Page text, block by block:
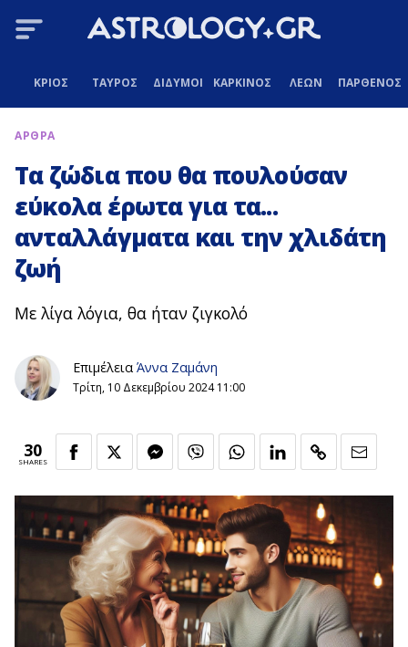
ΚΡΙΟΣ ΤΑΥΡΟΣ ΔΙΔΥΜΟΙ ΚΑΡΚΙΝΟΣ ΛΕΩΝ ΠΑΡΘΕΝΟΣ
ΑΡΘΡΑ
Τα ζώδια που θα πουλούσαν
εύκολα έρωτα για τα...
ανταλλάγματα και την χλιδάτη
ζωή
Με λίγα λόγια, θα ήταν ζιγκολό
Επιμέλεια Άννα Ζαμάνη
Τρίτη, 10 Δεκεμβρίου 2024 11:00
30
SHARES